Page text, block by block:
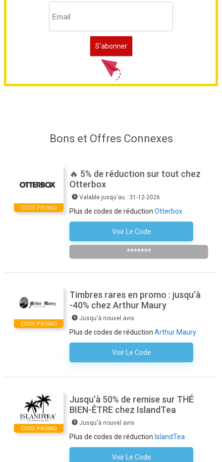
Bons et Offres Connexes
CODE PROMO
🔥 5% de réduction sur tout chez
Otterbox
Valable jusqu'au : 31-12-2026
Plus de codes de réduction Otterbox
Voir Le Code
*******
CODE PROMO
Timbres rares en promo : jusqu’à
-40% chez Arthur Maury
Jusqu'à nouvel avis
Plus de codes de réduction Arthur Maury
Voir Le Code
Aucun Code N'est Nécessaire
CODE PROMO
Jusqu’à 50% de remise sur THÉ
BIEN-ÊTRE chez IslandTea
Jusqu'à nouvel avis
Plus de codes de réduction IslandTea
Voir Le Code
Aucun Code N'est Nécessaire